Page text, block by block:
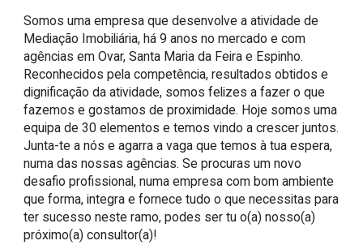
Somos uma empresa que desenvolve a atividade de
Mediação Imobiliária, há 9 anos no mercado e com
agências em Ovar, Santa Maria da Feira e Espinho.
Reconhecidos pela competência, resultados obtidos e
dignificação da atividade, somos felizes a fazer o que
fazemos e gostamos de proximidade. Hoje somos uma
equipa de 30 elementos e temos vindo a crescer juntos.
Junta-te a nós e agarra a vaga que temos à tua espera,
numa das nossas agências. Se procuras um novo
desafio profissional, numa empresa com bom ambiente
que forma, integra e fornece tudo o que necessitas para
ter sucesso neste ramo, podes ser tu o(a) nosso(a)
próximo(a) consultor(a)!